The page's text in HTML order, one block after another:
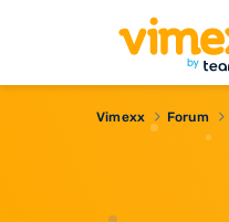
Vimexx Forum